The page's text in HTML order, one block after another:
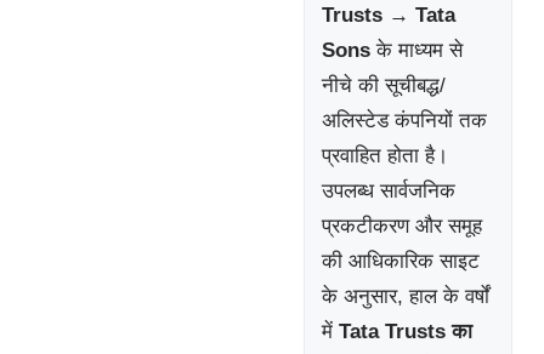
Trusts → Tata
Sons के माध्यम से
नीचे की सूचीबद्ध/
अलिस्टेड कंपनियों तक
प्रवाहित होता है।
उपलब्ध सार्वजनिक
प्रकटीकरण और समूह
की आधिकारिक साइट
के अनुसार, हाल के वर्षों
में Tata Trusts का